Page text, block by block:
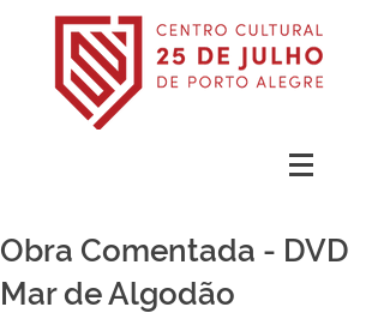
Obra Comentada - DVD
Mar de Algodão